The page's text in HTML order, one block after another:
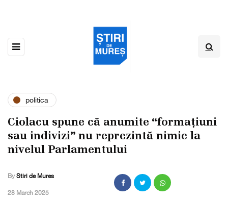
politica
Ciolacu spune că anumite “formațiuni
sau indivizi” nu reprezintă nimic la
nivelul Parlamentului
By Stiri de Mures
,28 March 2025